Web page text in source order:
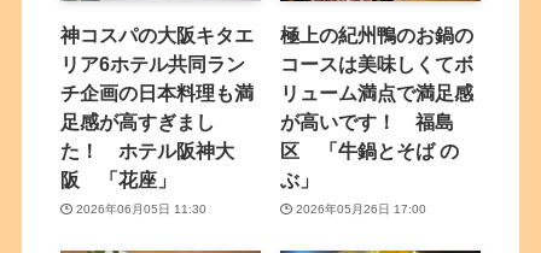
神コスパの大阪キタエ
リア6ホテル共同ラン
チ企画の日本料理も満
足感が高すぎまし
た！ ホテル阪神大
阪 「花座」
2026年06月05日 11:30
極上の紀州鴨のお鍋の
コースは美味しくてボ
リューム満点で満足感
が高いです！ 福島
区 「牛鍋とそば の
ぶ」
2026年05月26日 17:00